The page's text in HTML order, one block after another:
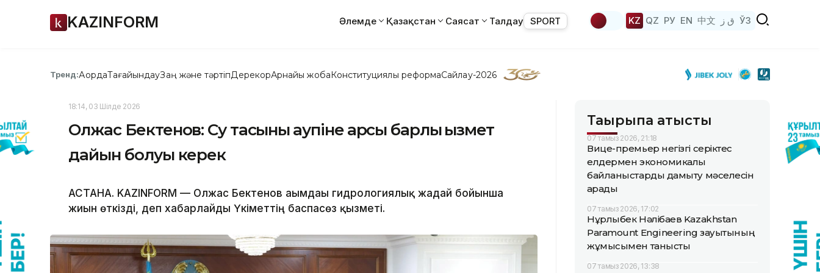
KAZINFORM Әлемде Қазақстан Саясат Талдау SPORT KZ QZ РУ EN 中文 ق ز ЎЗ
Тренд:АқордаТағайындауЗаң және тәртіпДерекқорАрнайы жобаКонституциялық реформаСайлау-2026
18:14, 03 Шілде 2026
Олжас Бектенов: Су тасқыны қаупіне қарсы барлық қызмет
дайын болуы керек
АСТАНА. KAZINFORM — Олжас Бектенов ағымдағы гидрологиялық жағдай бойынша
жиын өткізді, деп хабарлайды Үкіметтің баспасөз қызметі.
Тақырыпқа қатысты
07 тамыз 2026, 21:18
Вице-премьер негізгі серіктес
елдермен экономикалық
байланыстарды дамыту мәселесін
қарады
07 тамыз 2026, 17:02
Нұрлыбек Нәлібаев Kazakhstan
Paramount Engineering зауытының
жұмысымен танысты
07 тамыз 2026, 13:38